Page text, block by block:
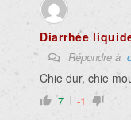
Diarrhée
Répondre à
Chie dur, chie
7 -1